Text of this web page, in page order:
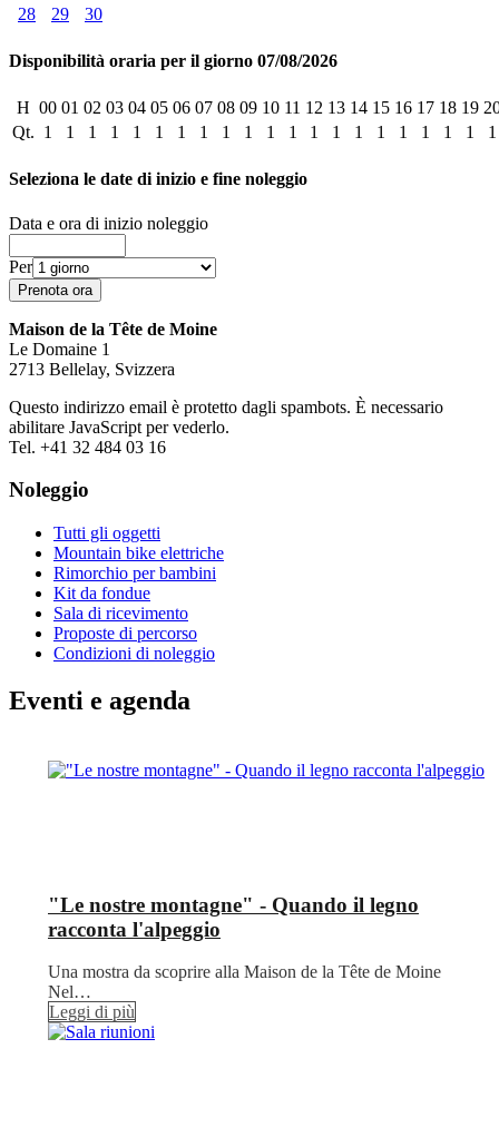
28
29 30
Disponibilità oraria per il giorno 07/08/2026
H 00 01 02 03 04 05 06 07 08 09 10 11 12 13 14 15 16 17 18 19
Qt. 1 1 1 1 1 1 1 1 1 1 1 1 1 1 1 1 1 1 1 1 1
Seleziona le date di inizio e fine noleggio
Data e ora di inizio noleggio
Per
Maison de la Tête de Moine
Le Domaine 1
2713 Bellelay, Svizzera
Questo indirizzo email è protetto dagli spambots. È necessario
abilitare JavaScript per vederlo.
Tel. +41 32 484 03 16
Noleggio
Tutti gli oggetti
Mountain bike elettriche
Rimorchio per bambini
Kit da fondue
Sala di ricevimento
Proposte di percorso
Condizioni di noleggio
Eventi e agenda
"Le nostre montagne" - Quando il legno
racconta l'alpeggio
Una mostra da scoprire alla Maison de la Tête de Moine
Nel…
Leggi di più